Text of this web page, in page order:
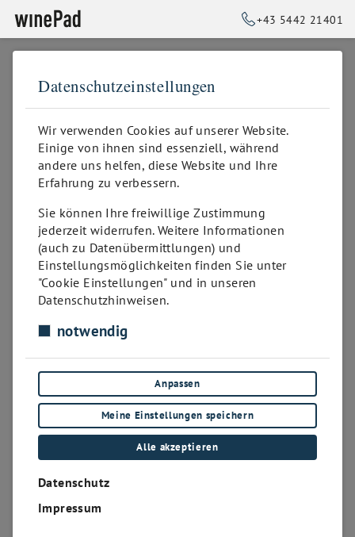
+43 5442 21401
➥ZURÜCK ZUR STARTSEITE
Verwaltung
winePad ist effizient
Jahrgänge wechseln, Karten korrigieren, übersetzen,
ausdrucken, auswechseln… lassen sie all diese
zeitraubenden Arbeiten unsere Sorge sein! Wir
digitalisieren ihr Angebot, damit Sie es jederzeit und
an jedem Ort in perfekter Aufbereitung abrufen
können.
Datenschutzeinstellungen
Wir verwenden Cookies auf unserer Website.
Einige von ihnen sind essenziell, während
andere uns helfen, diese Website und Ihre
Erfahrung zu verbessern.
Sie können Ihre freiwillige Zustimmung
jederzeit widerrufen. Weitere Informationen
(auch zu Datenübermittlungen) und
Einstellungsmöglichkeiten finden Sie unter
"Cookie Einstellungen" und in unseren
Datenschutzhinweisen.
notwendig
Anpassen
Meine Einstellungen speichern
Alle akzeptieren
Datenschutz
Impressum